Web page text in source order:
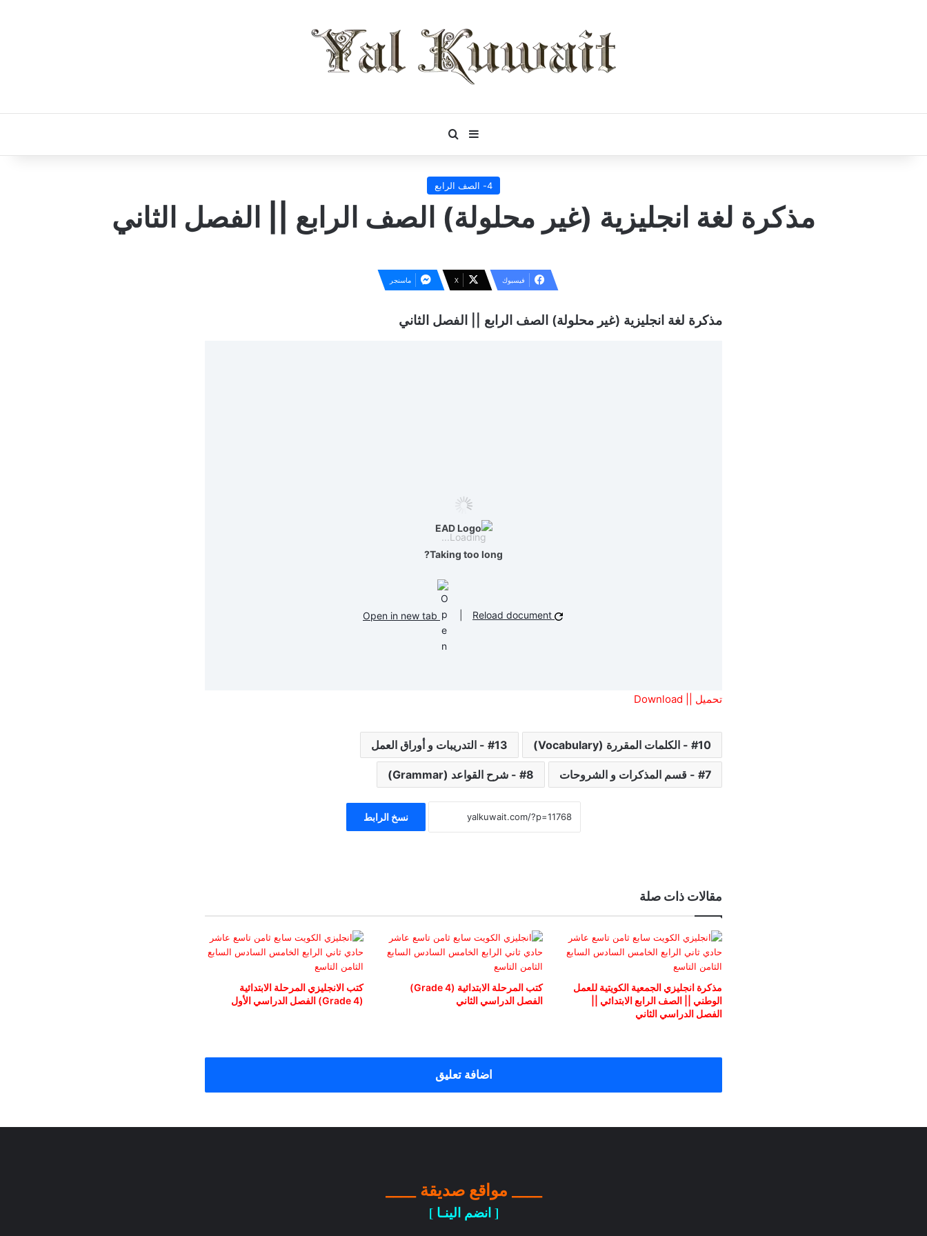
إضافة عمود جانبي
بحث عن
4- الصف الرابع
مذكرة لغة انجليزية (غير محلولة) الصف الرابع || الفصل الثاني
فيسبوك ‫X ماسنجر
مذكرة لغة انجليزية (غير محلولة) الصف الرابع || الفصل الثاني
Loading...
Taking too long?
تحميل || Download
10 - الكلمات المقررة (Vocabulary) 13 - التدريبات و أوراق العمل
7 - قسم المذكرات و الشروحات 8 - شرح القواعد (Grammar)
نسخ الرابط
مقالات ذات صلة
مذكرة انجليزي الجمعية الكويتية للعمل
الوطني || الصف الرابع الابتدائي ||
الفصل الدراسي الثاني
كتب المرحلة الابتدائية (Grade 4)
الفصل الدراسي الثاني
كتب الانجليزي المرحلة الابتدائية
(Grade 4) الفصل الدراسي الأول
اضافة تعليق
____ مواقع صديقة ____
[ انضم الينـا ]